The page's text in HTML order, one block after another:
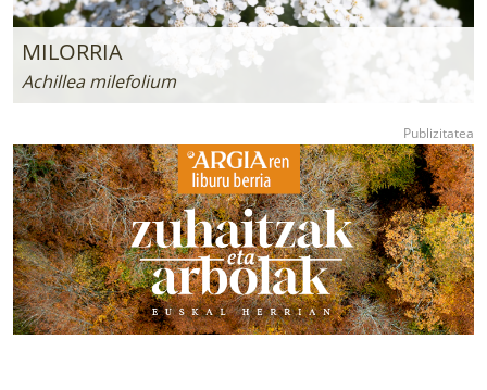
MILORRIA
Achillea milefolium